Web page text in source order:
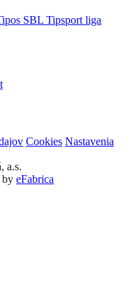
SBL Tipsport liga
Cookies Nastavenia
a.s.
by eFabrica